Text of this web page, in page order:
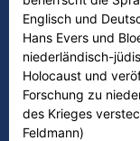
Englisch und
Hans Evers und
niederländisch-
Holocaust und
Forschung zu
des Krieges
Feldmann)